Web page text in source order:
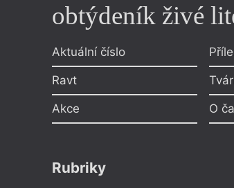
obtýdeník živé
Aktuální číslo
Ravt
Akce O
Rubriky